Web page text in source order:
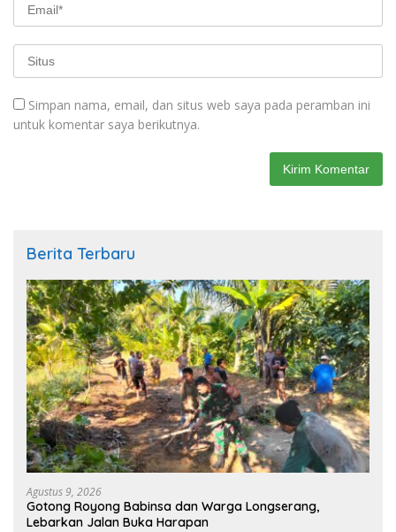
Simpan nama, email, dan situs web saya pada peramban ini
untuk komentar saya berikutnya.
Berita Terbaru
Agustus 9, 2026
Gotong Royong Babinsa dan Warga Longserang,
Lebarkan Jalan Buka Harapan